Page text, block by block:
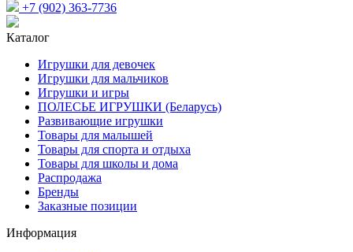
+7 (902) 363-7736
Каталог
Игрушки для девочек
Игрушки для мальчиков
Игрушки и игры
ПОЛЕСЬЕ ИГРУШКИ (Беларусь)
Развивающие игрушки
Товары для малышей
Товары для спорта и отдыха
Товары для школы и дома
Распродажа
Бренды
Заказные позиции
Информация